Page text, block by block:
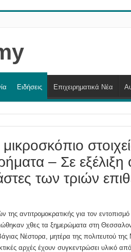
Ειδήσεις Επιχειρηματικά Νέα
– Σε εξέλιξη
των τριών
της αντιτρομοκρατικής για τον
χθες τα ξημερώματα στη
Νέστορα, μητέρα της πολιτευτού της
αρχές έχουν συγκεντρώσει υλικό